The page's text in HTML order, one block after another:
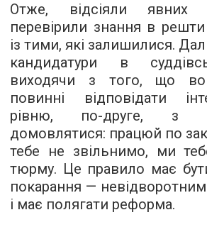
Отже, відсіяли явних
перевірили знання в
із тими, які залишилися.
кандидатури в
виходячи з того, що
повинні відповідати
рівню, по-друге, з
домовлятися: працюй по
тебе не звільнимо, ми
тюрму. Це правило має
покарання —
і має полягати реформа.